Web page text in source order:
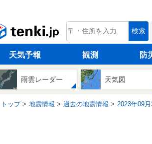
tenki.jp 検索
天気予報 観測 防
雨雲レーダー 天気図
トップ 地震情報 過去の地震情報 2023年09月